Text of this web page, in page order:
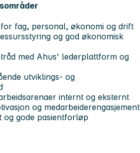
fag, personal, økonomi og drift
og god økonomisk
tråd med Ahus' lederplattform og
utviklings- og
internt og eksternt
og medarbeiderengasjement
og gode pasientforløp